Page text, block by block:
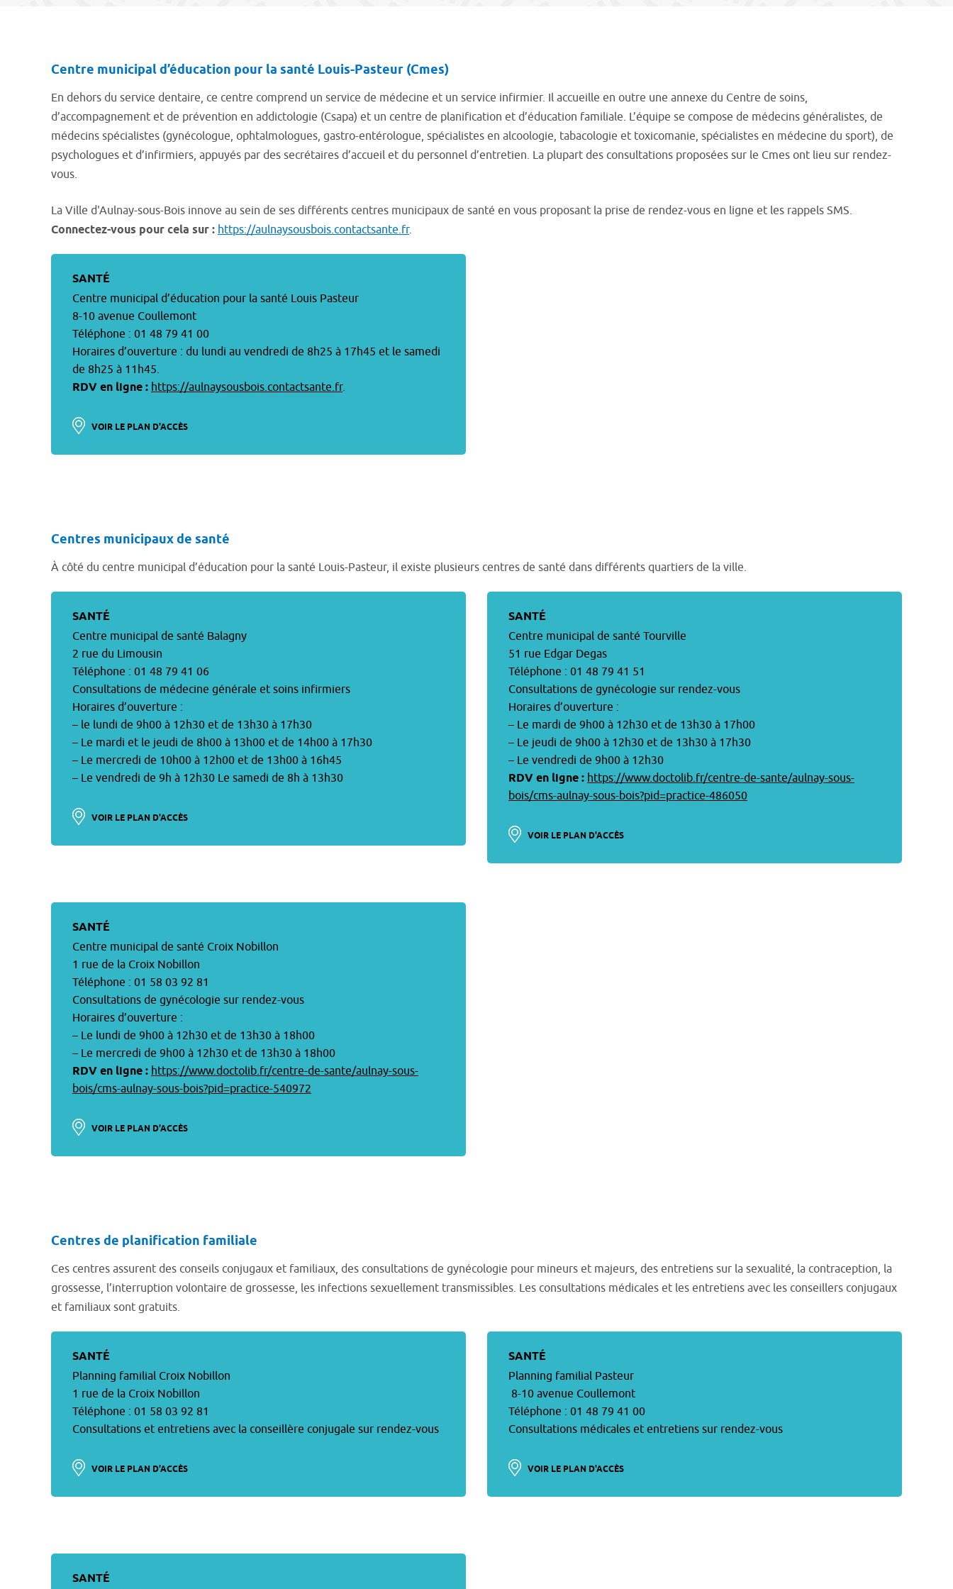
Centre municipal d’éducation pour la santé Louis-Pasteur (Cmes)
En dehors du service dentaire, ce centre comprend un service de médecine et un service infirmier. Il accueille en outre une annexe du Centre de soins,
d’accompagnement et de prévention en addictologie (Csapa) et un centre de planification et d’éducation familiale. L’équipe se compose de médecins généralistes, de
médecins spécialistes (gynécologue, ophtalmologues, gastro-entérologue, spécialistes en alcoologie, tabacologie et toxicomanie, spécialistes en médecine du sport), de
psychologues et d’infirmiers, appuyés par des secrétaires d’accueil et du personnel d’entretien. La plupart des consultations proposées sur le Cmes ont lieu sur rendez-
vous.
La Ville d'Aulnay-sous-Bois innove au sein de ses différents centres municipaux de santé en vous proposant la prise de rendez-vous en ligne et les rappels SMS.
Connectez-vous pour cela sur : https://aulnaysousbois.contactsante.fr.
SANTÉ
Centre municipal d’éducation pour la santé Louis Pasteur
8-10 avenue Coullemont
Téléphone : 01 48 79 41 00
Horaires d’ouverture : du lundi au vendredi de 8h25 à 17h45 et le samedi
de 8h25 à 11h45.
RDV en ligne : https://aulnaysousbois.contactsante.fr.
VOIR LE PLAN D'ACCÈS
Centres municipaux de santé
À côté du centre municipal d’éducation pour la santé Louis-Pasteur, il existe plusieurs centres de santé dans différents quartiers de la ville.
SANTÉ
Centre municipal de santé Balagny
2 rue du Limousin
Téléphone : 01 48 79 41 06
Consultations de médecine générale et soins infirmiers
Horaires d’ouverture :
– le lundi de 9h00 à 12h30 et de 13h30 à 17h30
– Le mardi et le jeudi de 8h00 à 13h00 et de 14h00 à 17h30
– Le mercredi de 10h00 à 12h00 et de 13h00 à 16h45
– Le vendredi de 9h à 12h30 Le samedi de 8h à 13h30
VOIR LE PLAN D'ACCÈS
SANTÉ
Centre municipal de santé Croix Nobillon
1 rue de la Croix Nobillon
Téléphone : 01 58 03 92 81
Consultations de gynécologie sur rendez-vous
Horaires d’ouverture :
– Le lundi de 9h00 à 12h30 et de 13h30 à 18h00
– Le mercredi de 9h00 à 12h30 et de 13h30 à 18h00
RDV en ligne : https://www.doctolib.fr/centre-de-sante/aulnay-sous-
bois/cms-aulnay-sous-bois?pid=practice-540972
VOIR LE PLAN D'ACCÈS
SANTÉ
Centre municipal de santé Tourville
51 rue Edgar Degas
Téléphone : 01 48 79 41 51
Consultations de gynécologie sur rendez-vous
Horaires d’ouverture :
– Le mardi de 9h00 à 12h30 et de 13h30 à 17h00
– Le jeudi de 9h00 à 12h30 et de 13h30 à 17h30
– Le vendredi de 9h00 à 12h30
RDV en ligne : https://www.doctolib.fr/centre-de-sante/aulnay-sous-
bois/cms-aulnay-sous-bois?pid=practice-486050
VOIR LE PLAN D'ACCÈS
Centres de planification familiale
Ces centres assurent des conseils conjugaux et familiaux, des consultations de gynécologie pour mineurs et majeurs, des entretiens sur la sexualité, la contraception, la
grossesse, l’interruption volontaire de grossesse, les infections sexuellement transmissibles. Les consultations médicales et les entretiens avec les conseillers conjugaux
et familiaux sont gratuits.
SANTÉ
Planning familial Croix Nobillon
1 rue de la Croix Nobillon
Téléphone : 01 58 03 92 81
Consultations et entretiens avec la conseillère conjugale sur rendez-vous
VOIR LE PLAN D'ACCÈS
SANTÉ
SANTÉ
Planning familial Pasteur
8-10 avenue Coullemont
Téléphone : 01 48 79 41 00
Consultations médicales et entretiens sur rendez-vous
VOIR LE PLAN D'ACCÈS